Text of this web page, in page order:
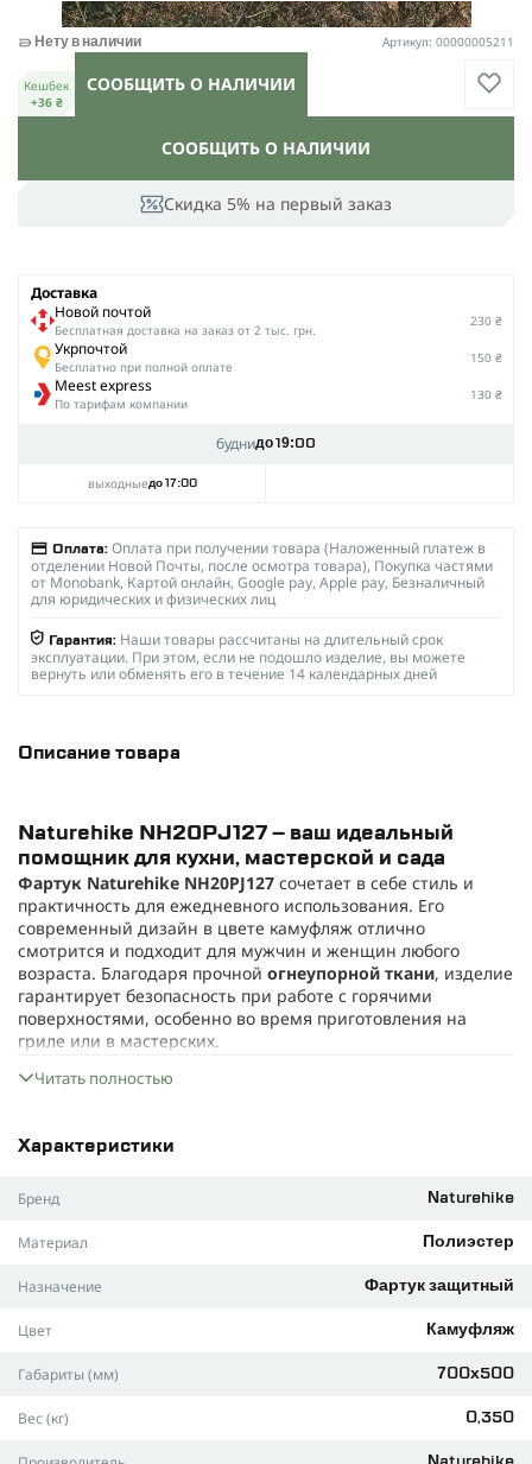
Скидка 5% на первый заказ
СООБЩИТЬ О НАЛИЧИИ
Нету в наличии Артикул: 00000005211
Кешбек
+36 ₴
СООБЩИТЬ О НАЛИЧИИ
Доставка
Новой почтой
Беcплатная доставка на заказ от 2 тыс. грн.
230 ₴
Укрпочтой
Бесплатно при полной оплате
150 ₴
Meest express
По тарифам компании
130 ₴
буднидо 19:00
выходныедо 17:00
Оплата: Оплата при получении товара (Наложенный платеж в
отделении Новой Почты, после осмотра товара), Покупка частями
от Monobank, Картой онлайн, Google pay, Apple pay, Безналичный
для юридических и физических лиц
Гарантия: Наши товары рассчитаны на длительный срок
эксплуатации. При этом, если не подошло изделие, вы можете
вернуть или обменять его в течение 14 календарных дней
Описание товара
Naturehike NH20PJ127 – ваш идеальный
помощник для кухни, мастерской и сада
Фартук Naturehike NH20PJ127 сочетает в себе стиль и
практичность для ежедневного использования. Его
современный дизайн в цвете камуфляж отлично
смотрится и подходит для мужчин и женщин любого
возраста. Благодаря прочной огнеупорной ткани, изделие
гарантирует безопасность при работе с горячими
поверхностями, особенно во время приготовления на
гриле или в мастерских.
Удобная посадка обеспечивается
Универсальный размер (70×50 см) делает фартук
всего 350 грамм не станет лишней нагрузкой при
длительном ношении.
Многофункциональность: подходит для использования
Просторные карманы легко вмещают инструменты или
аксессуары, чтобы нужные мелочи всегда были под
Надёжная фиксация обеспечивает комфорт и
Читать полностью
Характеристики
Бренд Naturehike
Материал Полиэстер
Назначение Фартук защитный
Цвет Камуфляж
Габариты (мм) 700х500
Вес (кг) 0,350